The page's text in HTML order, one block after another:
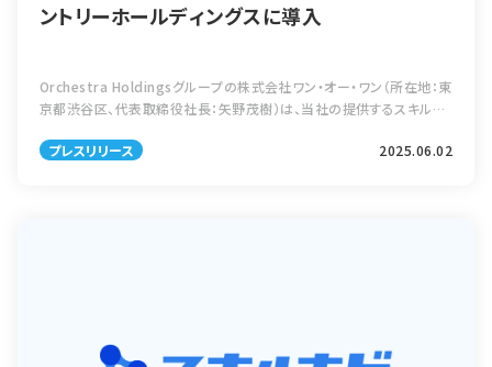
ントリーホールディングスに導入
Orchestra Holdingsグループの株式会社ワン・オー・ワン（所在地：東
京都渋谷区、代表取締役社長：矢野茂樹）は、当社の提供するスキルマ
会社（所 […]
プレスリリース 2025.06.02